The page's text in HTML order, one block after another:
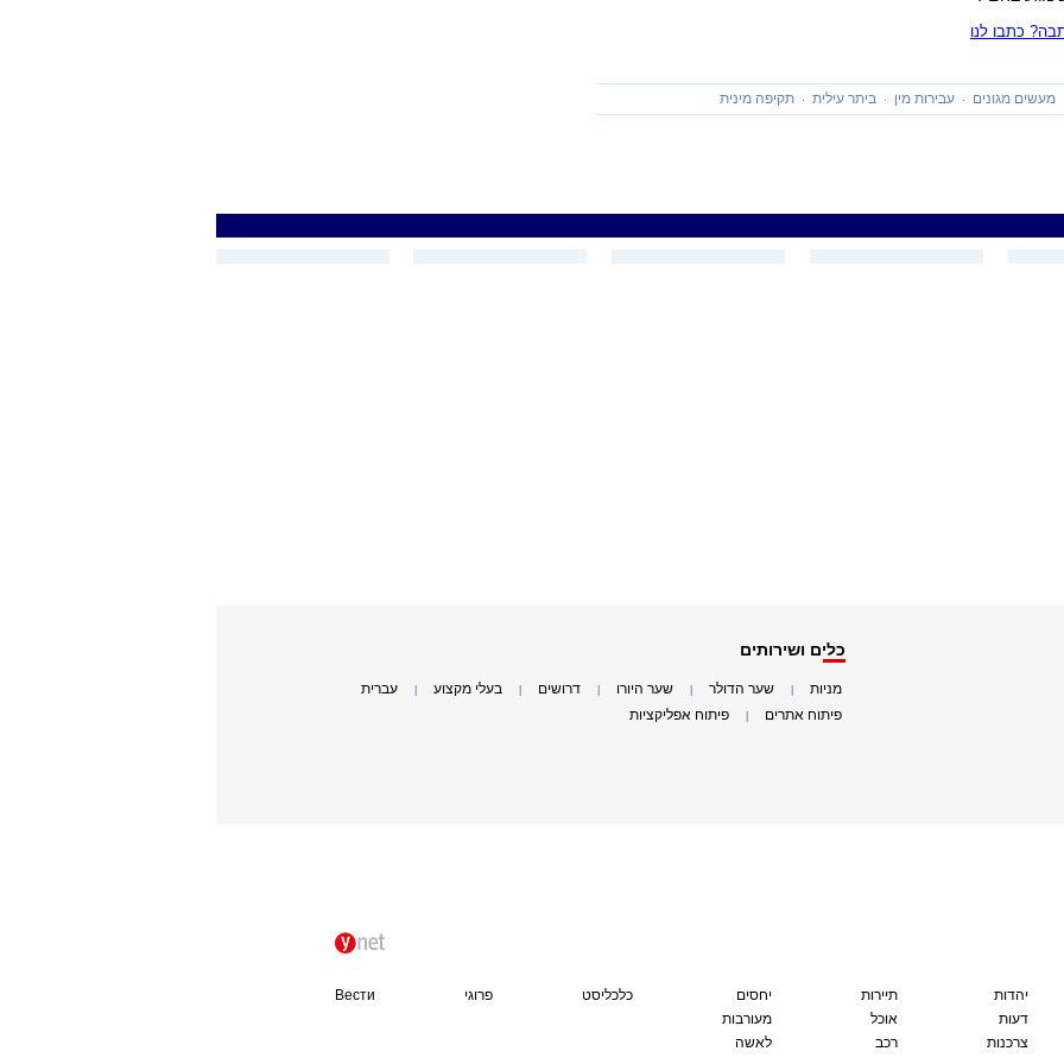
כתבו לנו
מעשים מגונים עבירות מין ביתר עילית תקיפה מינית
כלים ושירותים
מניות שער הדולר שער היורו דרושים בעלי מקצוע עברית
פיתוח אתרים פיתוח אפליקציות
יהדות
דעות
צרכנות
תיירות
אוכל
רכב
יחסים
מעורבות
לאשה
כלכליסט פרוגי Вести